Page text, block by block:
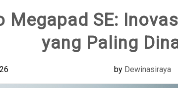
Megapad SE:
yang Paling
by Dewinasiraya